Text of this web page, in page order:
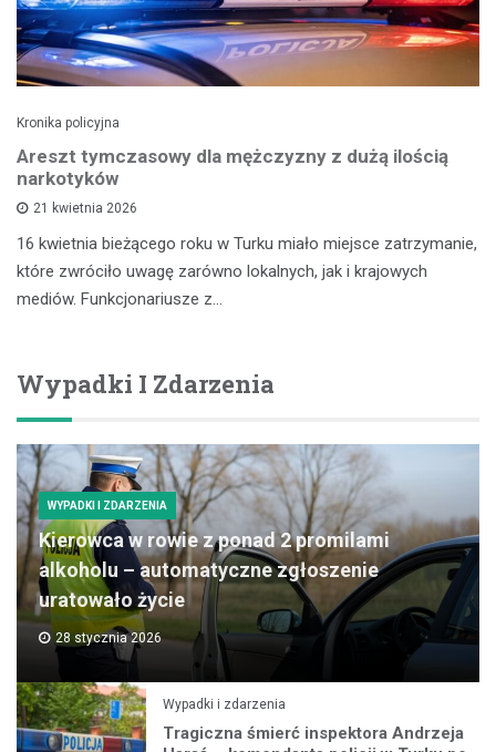
Kronika policyjna
Areszt tymczasowy dla mężczyzny z dużą ilością
narkotyków
21 kwietnia 2026
16 kwietnia bieżącego roku w Turku miało miejsce zatrzymanie,
które zwróciło uwagę zarówno lokalnych, jak i krajowych
mediów. Funkcjonariusze z…
Wypadki I Zdarzenia
WYPADKI I ZDARZENIA
Kierowca w rowie z ponad 2 promilami
alkoholu – automatyczne zgłoszenie
uratowało życie
28 stycznia 2026
Wypadki i zdarzenia
Tragiczna śmierć inspektora Andrzeja